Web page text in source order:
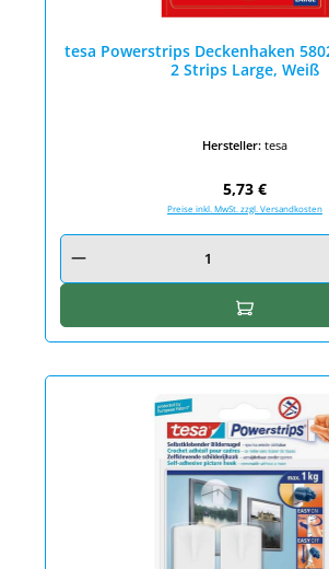
tesa Powerstrips Deckenhaken
2 Strips Large, Weiß
Hersteller: tesa
Regulärer Preis:
5,73 €
Preise inkl. MwSt. zzgl. Versandkosten
Produkt Anzahl: Gib den gewünschten Wert
In den